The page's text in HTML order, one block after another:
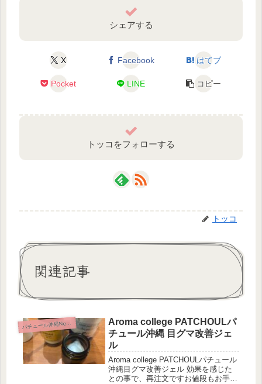
シェアする
X Facebook はてブ
Pocket LINE コピー
トッコをフォローする
トッコ
関連記事
パ
チュール沖縄News
Aroma college PATCHOULパ
チュール沖縄 目グマ改善ジェ
ル
Aroma college PATCHOULパチュール
沖縄目グマ改善ジェル 効果を感じた
との事で、再注文ですお値段もお手頃